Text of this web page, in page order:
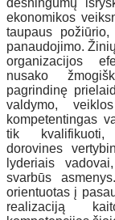
ekonomikos
taupaus
panaudojimo.
organizacijos
nusako
pagrindinę
valdymo,
kompetentingas
tik kvalifikuoti,
dorovines
lyderiais
svarbūs
orientuotas į
realizaciją